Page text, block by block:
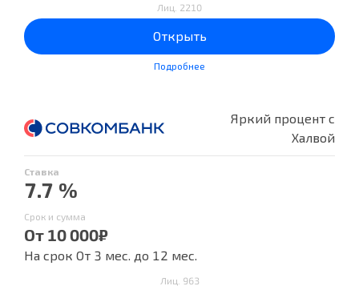
Лиц. 2210
Открыть
Подробнее
Яркий процент с
Халвой
Ставка
7.7 %
Срок и сумма
От 10 000₽
На срок От 3 мес. до 12 мес.
Лиц. 963